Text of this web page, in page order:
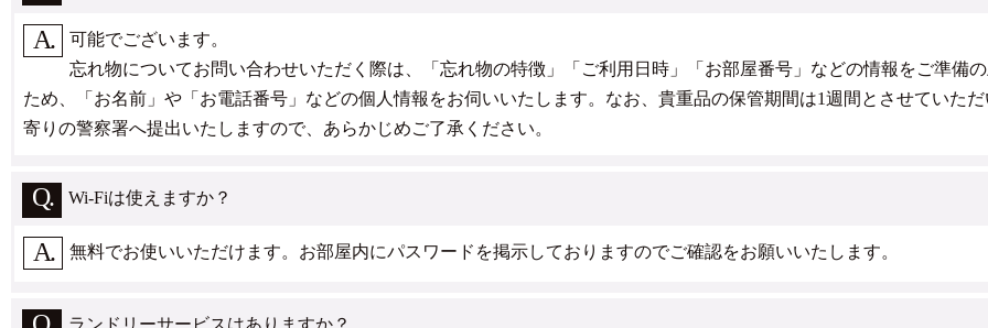
可能でございます。
忘れ物についてお問い合わせいただく際は、「忘れ物の特徴」「ご利用日時」「お部屋番号」などの情報をご準備
ため、「お名前」や「お電話番号」などの個人情報をお伺いいたします。なお、貴重品の保管期間は1週間とさせていた
寄りの警察署へ提出いたしますので、あらかじめご了承ください。
Wi-Fiは使えますか？
無料でお使いいただけます。お部屋内にパスワードを掲示しておりますのでご確認をお願いいたします。
ランドリーサービスはありますか？